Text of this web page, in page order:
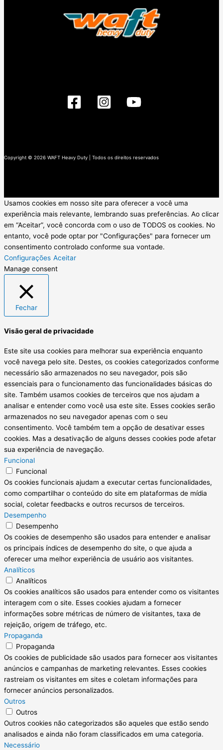
Copyright © 2026 WAFT Heavy Duty | Todos os direitos reservados
Usamos cookies em nosso site para oferecer a você uma
experiência mais relevante, lembrando suas preferências. Ao clicar
em “Aceitar”, você concorda com o uso de TODOS os cookies. No
entanto, você pode optar por "Configurações" para fornecer um
consentimento controlado conforme sua vontade.
Configurações Aceitar
Manage consent
Fechar
Visão geral de privacidade
Este site usa cookies para melhorar sua experiência enquanto
você navega pelo site. Destes, os cookies categorizados conforme
necessário são armazenados no seu navegador, pois são
essenciais para o funcionamento das funcionalidades básicas do
site. Também usamos cookies de terceiros que nos ajudam a
analisar e entender como você usa este site. Esses cookies serão
armazenados no seu navegador apenas com o seu
consentimento. Você também tem a opção de desativar esses
cookies. Mas a desativação de alguns desses cookies pode afetar
sua experiência de navegação.
Funcional
Funcional
Os cookies funcionais ajudam a executar certas funcionalidades,
como compartilhar o conteúdo do site em plataformas de mídia
social, coletar feedbacks e outros recursos de terceiros.
Desempenho
Desempenho
Os cookies de desempenho são usados para entender e analisar
os principais índices de desempenho do site, o que ajuda a
oferecer uma melhor experiência de usuário aos visitantes.
Analíticos
Analíticos
Os cookies analíticos são usados para entender como os visitantes
interagem com o site. Esses cookies ajudam a fornecer
informações sobre métricas de número de visitantes, taxa de
rejeição, origem de tráfego, etc.
Propaganda
Propaganda
Os cookies de publicidade são usados para fornecer aos visitantes
anúncios e campanhas de marketing relevantes. Esses cookies
rastreiam os visitantes em sites e coletam informações para
fornecer anúncios personalizados.
Outros
Outros
Outros cookies não categorizados são aqueles que estão sendo
analisados e ainda não foram classificados em uma categoria.
Necessário